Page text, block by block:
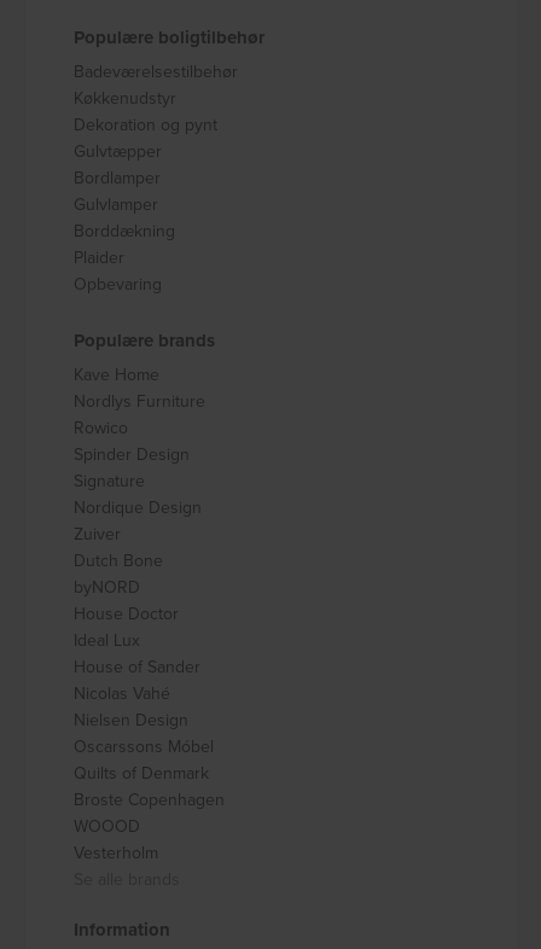
Populære boligtilbehør
Badeværelsestilbehør
Køkkenudstyr
Dekoration og pynt
Gulvtæpper
Bordlamper
Gulvlamper
Borddækning
Plaider
Opbevaring
Populære brands
Kave Home
Nordlys Furniture
Rowico
Spinder Design
Signature
Nordique Design
Zuiver
Dutch Bone
byNORD
House Doctor
Ideal Lux
House of Sander
Nicolas Vahé
Nielsen Design
Oscarssons Móbel
Quilts of Denmark
Broste Copenhagen
WOOOD
Vesterholm
Information